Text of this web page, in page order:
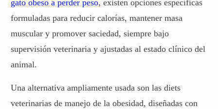
gato obeso a perder peso, existen opciones específicas
formuladas para reducir calorías, mantener masa
muscular y promover saciedad, siempre bajo
supervisión veterinaria y ajustadas al estado clínico del
animal.
Una alternativa ampliamente usada son las diets
veterinarias de manejo de la obesidad, diseñadas con